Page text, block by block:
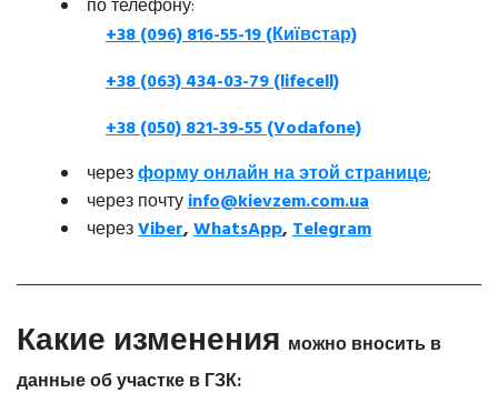
по телефону:
+38 (096) 816-55-19 (Київстар)
+38 (063) 434-03-79 (lifecell)
+38 (050) 821-39-55 (Vodafone)
черезформу онлайн на этой странице;
через почтуinfo@kievzem.com.ua
черезViber,WhatsApp,Telegram
Какие изменения можно вноситьв
данные об участке в ГЗК: